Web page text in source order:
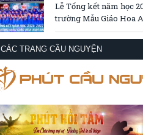
Lễ Tổng kết năm học
trường Mẫu Giáo Hoa
CÁC TRANG CẦU NGUYỆN